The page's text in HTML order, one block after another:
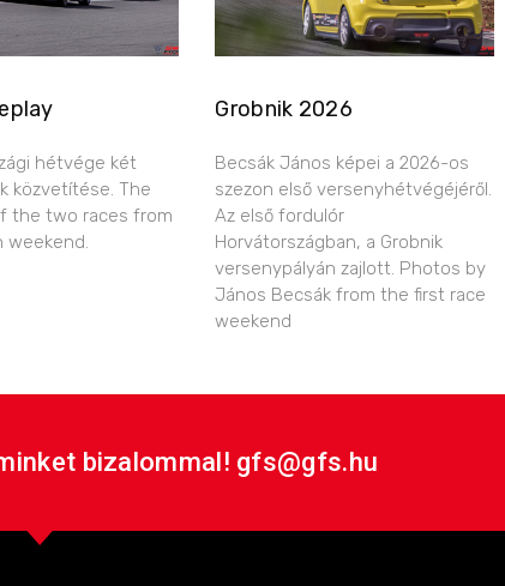
hétvége két
közvetítése. The
the two races from
weekend.
Grobnik 2026
Becsák János képei a 2026-os
szezon első versenyhétvégéjéről.
Az első fordulór
Horvátországban, a Grobnik
versenypályán zajlott. Photos by
János Becsák from the first race
weekend
bizalommal! gfs@gfs.hu